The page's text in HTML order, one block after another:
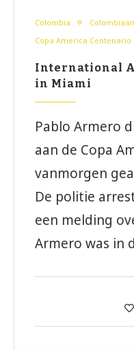
Colombia
Copa America Centenario
International
in Miami
Pablo Armero
aan de Copa
vanmorgen
De politie
een melding
Armero was in